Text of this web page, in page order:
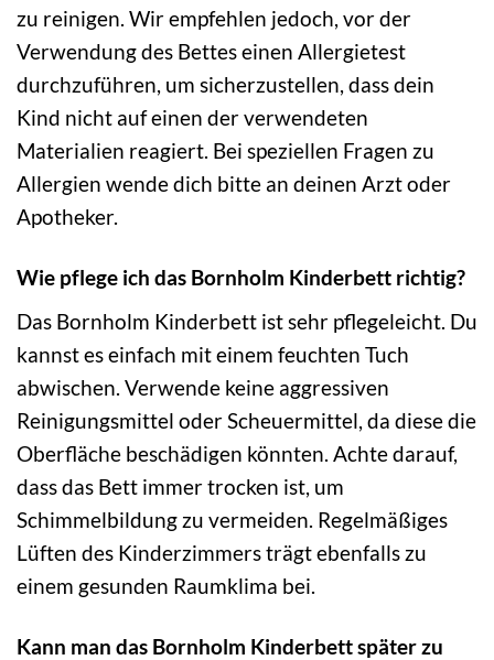
zu reinigen. Wir empfehlen jedoch, vor der
Verwendung des Bettes einen Allergietest
durchzuführen, um sicherzustellen, dass dein
Kind nicht auf einen der verwendeten
Materialien reagiert. Bei speziellen Fragen zu
Allergien wende dich bitte an deinen Arzt oder
Apotheker.
Wie pflege ich das Bornholm Kinderbett richtig?
Das Bornholm Kinderbett ist sehr pflegeleicht. Du
kannst es einfach mit einem feuchten Tuch
abwischen. Verwende keine aggressiven
Reinigungsmittel oder Scheuermittel, da diese die
Oberfläche beschädigen könnten. Achte darauf,
dass das Bett immer trocken ist, um
Schimmelbildung zu vermeiden. Regelmäßiges
Lüften des Kinderzimmers trägt ebenfalls zu
einem gesunden Raumklima bei.
Kann man das Bornholm Kinderbett später zu